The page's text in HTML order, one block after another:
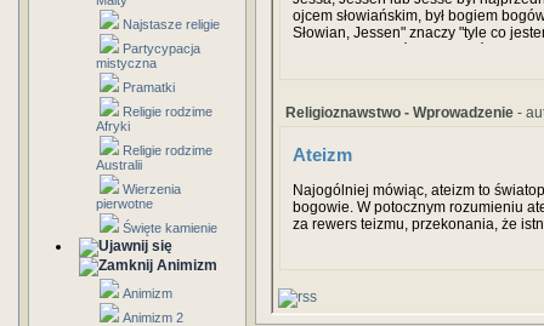
Najstasze religie
Partycypacja
mistyczna
Pramatki
Religie rodzime
Afryki
Religie rodzime
Australii
Wierzenia
pierwotne
Święte kamienie
Animizm
Animizm
Animizm 2
ojcem słowiańskim, był bogiem
Słowian, Jessen" znaczy "tyle co
pojmowania boga osobistego. Jessa
Religioznawstwo - Wprowadzenie -
Ateizm
Najogólniej mówiąc, ateizm to
bogowie. W potocznym rozumieniu
za rewers teizmu, przekonania, że
po śmierci” itd.